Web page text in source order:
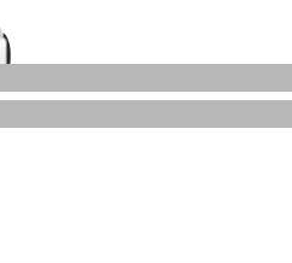
Auto-Ankauf-
oder Warenzeichen im
bei deren Besitzern.